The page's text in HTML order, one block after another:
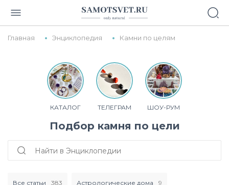
Главная Энциклопедия Камни по целям
КАТАЛОГ ТЕЛЕГРАМ ШОУ-РУМ
Подбор камня по цели
Все статьи 383 Астрологические дома 9